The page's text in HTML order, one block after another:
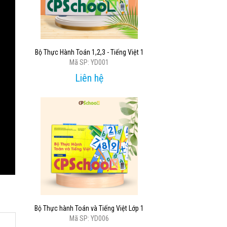
Bộ Thực Hành Toán 1,2,3 - Tiếng Việt 1
Mã SP: YD001
Liên hệ
Bộ Thực hành Toán và Tiếng Việt Lớp 1
Mã SP: YD006